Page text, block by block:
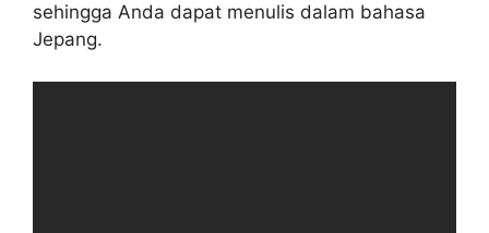
sehingga Anda dapat menulis dalam bahasa
Jepang.